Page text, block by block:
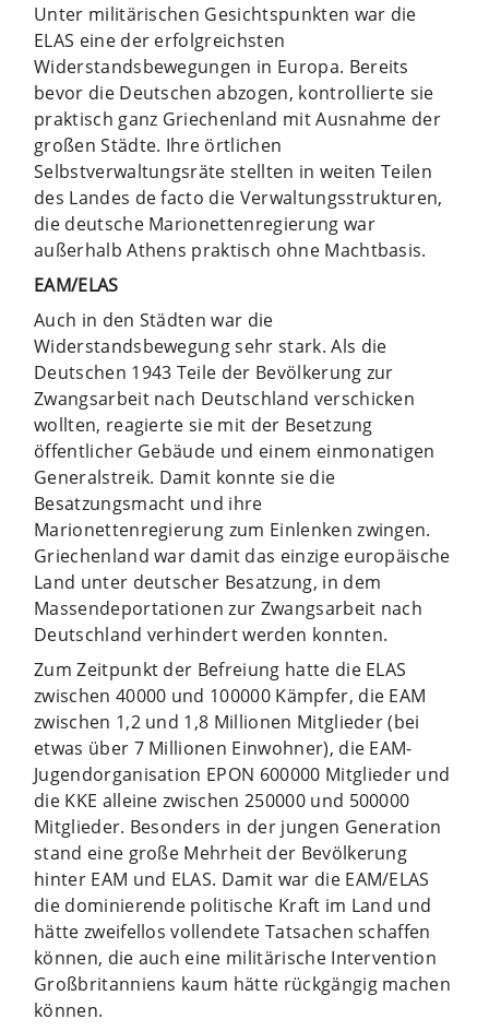
Unter militärischen Gesichtspunkten war die
ELAS eine der erfolgreichsten
Widerstandsbewegungen in Europa. Bereits
bevor die Deutschen abzogen, kontrollierte sie
praktisch ganz Griechenland mit Ausnahme der
großen Städte. Ihre örtlichen
Selbstverwaltungsräte stellten in weiten Teilen
des Landes de facto die Verwaltungsstrukturen,
die deutsche Marionettenregierung war
außerhalb Athens praktisch ohne Machtbasis.
EAM/ELAS
Auch in den Städten war die
Widerstandsbewegung sehr stark. Als die
Deutschen 1943 Teile der Bevölkerung zur
Zwangsarbeit nach Deutschland verschicken
wollten, reagierte sie mit der Besetzung
öffentlicher Gebäude und einem einmonatigen
Generalstreik. Damit konnte sie die
Besatzungsmacht und ihre
Marionettenregierung zum Einlenken zwingen.
Griechenland war damit das einzige europäische
Land unter deutscher Besatzung, in dem
Massendeportationen zur Zwangsarbeit nach
Deutschland verhindert werden konnten.
Zum Zeitpunkt der Befreiung hatte die ELAS
zwischen 40000 und 100000 Kämpfer, die EAM
zwischen 1,2 und 1,8 Millionen Mitglieder (bei
etwas über 7 Millionen Einwohner), die EAM-
Jugendorganisation EPON 600000 Mitglieder und
die KKE alleine zwischen 250000 und 500000
Mitglieder. Besonders in der jungen Generation
stand eine große Mehrheit der Bevölkerung
hinter EAM und ELAS. Damit war die EAM/ELAS
die dominierende politische Kraft im Land und
hätte zweifellos vollendete Tatsachen schaffen
können, die auch eine militärische Intervention
Großbritanniens kaum hätte rückgängig machen
können.